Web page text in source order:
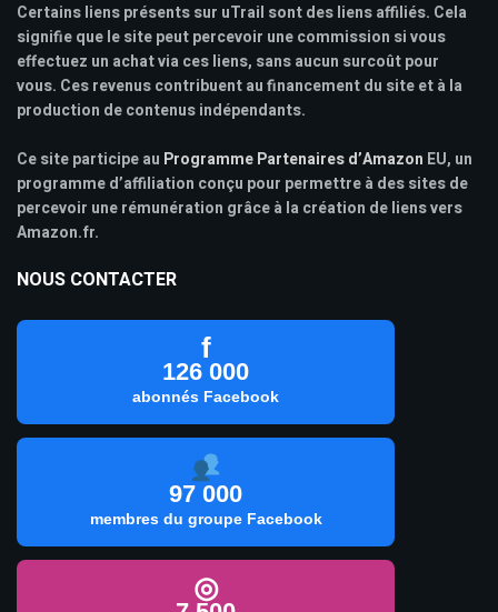
Certains liens présents sur uTrail sont des liens affiliés. Cela
signifie que le site peut percevoir une commission si vous
effectuez un achat via ces liens, sans aucun surcoût pour
vous. Ces revenus contribuent au financement du site et à la
production de contenus indépendants.
Ce site participe au Programme Partenaires d’Amazon EU, un
programme d’affiliation conçu pour permettre à des sites de
percevoir une rémunération grâce à la création de liens vers
Amazon.fr.
NOUS CONTACTER
f
126 000
abonnés Facebook
97 000
membres du groupe Facebook
◎